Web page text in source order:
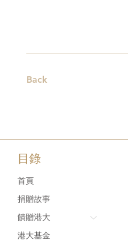
Back
目錄
首頁
捐贈故事
饋贈港大
港大基金